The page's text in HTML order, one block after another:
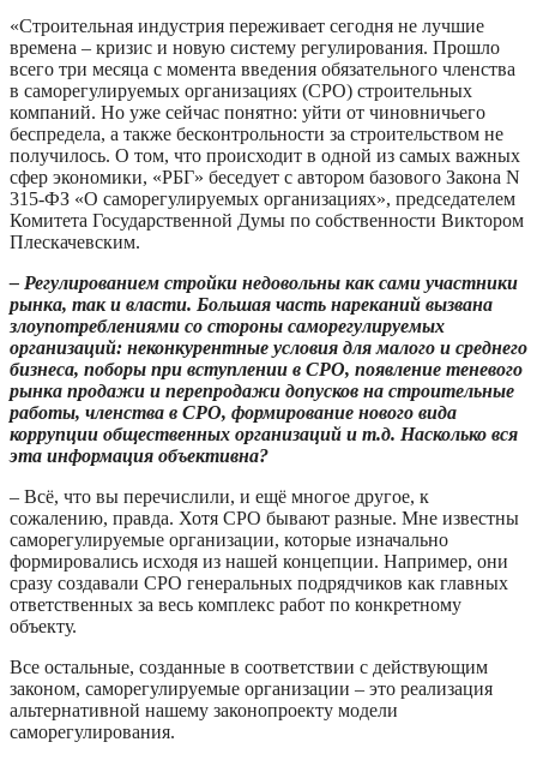
«Строительная индустрия переживает сегодня не лучшие
времена – кризис и новую систему регулирования. Прошло
всего три месяца с момента введения обязательного членства
в саморегулируемых организациях (СРО) строительных
компаний. Но уже сейчас понятно: уйти от чиновничьего
беспредела, а также бесконтрольности за строительством не
получилось. О том, что происходит в одной из самых важных
сфер экономики, «РБГ» беседует с автором базового Закона N
315-ФЗ «О саморегулируемых организациях», председателем
Комитета Государственной Думы по собственности Виктором
Плескачевским.
– Регулированием стройки недовольны как сами участники
рынка, так и власти. Большая часть нареканий вызвана
злоупотреблениями со стороны саморегулируемых
организаций: неконкурентные условия для малого и среднего
бизнеса, поборы при вступлении в СРО, появление теневого
рынка продажи и перепродажи допусков на строительные
работы, членства в СРО, формирование нового вида
коррупции общественных организаций и т.д. Насколько вся
эта информация объективна?
– Всё, что вы перечислили, и ещё многое другое, к
сожалению, правда. Хотя СРО бывают разные. Мне известны
саморегулируемые организации, которые изначально
формировались исходя из нашей концепции. Например, они
сразу создавали СРО генеральных подрядчиков как главных
ответственных за весь комплекс работ по конкретному
объекту.
Все остальные, созданные в соответствии с действующим
законом, саморегулируемые организации – это реализация
альтернативной нашему законопроекту модели
саморегулирования.